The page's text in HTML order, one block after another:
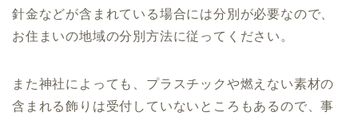
針金などが含まれている場合には分別が必要なので、
お住まいの地域の分別方法に従ってください。
また神社によっても、プラスチックや燃えない素材の
含まれる飾りは受付していないところもあるので、事